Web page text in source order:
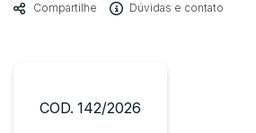
Quem Somos
Imóveis
Quem Somos
Compartilhe
Dúvidas e contato
COD. 142/2026